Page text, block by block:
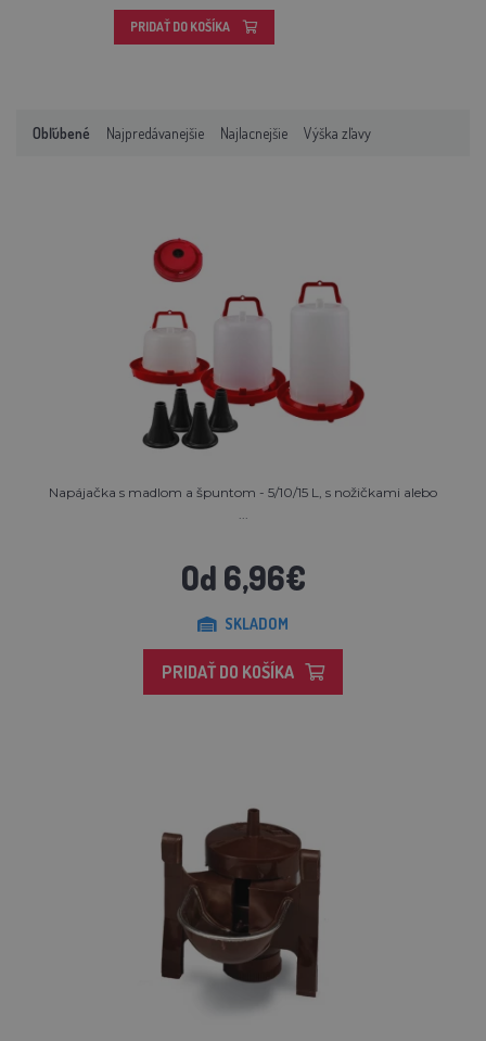
PRIDAŤ DO KOŠÍKA
Obľúbené Najpredávanejšie Najlacnejšie Výška zľavy
Napájačka s madlom a špuntom - 5/10/15 L, s nožičkami alebo
...
Od 6,96€
SKLADOM
PRIDAŤ DO KOŠÍKA